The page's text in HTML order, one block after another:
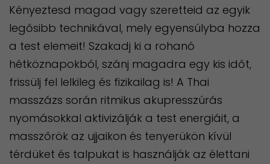
Kényeztesd magad vagy szeretteid az egyik
legősibb technikával, mely egyensúlyba hozza
a test elemeit! Szakadj ki a rohanó
hétköznapokból, szánj magadra egy kis időt,
frissülj fel lelkileg és fizikailag is! A Thai
masszázs során ritmikus akupresszúrás
nyomásokkal aktivizálják a test energiáit, a
masszőrök az ujjaikon és tenyerükön kívül
térdüket és talpukat is használják az élettani